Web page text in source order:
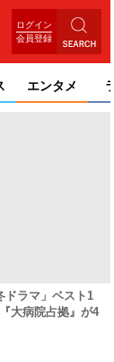
ログイン
会員登録
エンタメ
ドラマ」ベスト1
大病院占拠』が4